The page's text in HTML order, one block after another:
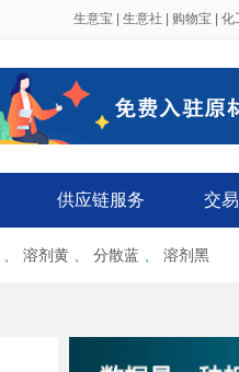
生意宝 生意社 购物宝 化
供应链服务 交
溶剂黄 分散蓝 溶剂黑